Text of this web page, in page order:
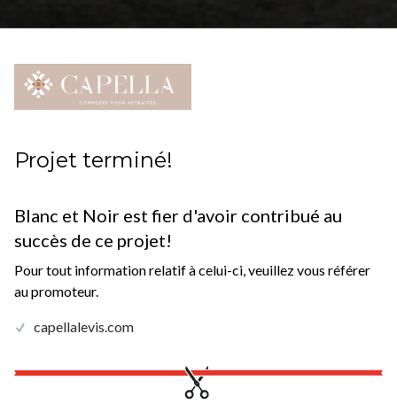
Projet terminé!
Blanc et Noir est fier d'avoir contribué au
succès de ce projet!
Pour tout information relatif à celui-ci, veuillez vous référer
au promoteur.
capellalevis.com